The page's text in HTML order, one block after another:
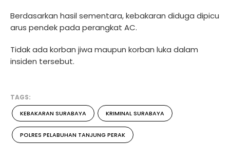
Berdasarkan hasil sementara, kebakaran diduga dipicu
arus pendek pada perangkat AC.
Tidak ada korban jiwa maupun korban luka dalam
insiden tersebut.
TAGS:
KEBAKARAN SURABAYA KRIMINAL SURABAYA
POLRES PELABUHAN TANJUNG PERAK